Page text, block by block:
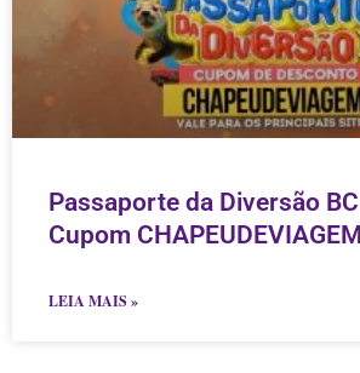
Passaporte da Diversão
Cupom CHAPEUDEVIAGEM
LEIA MAIS »